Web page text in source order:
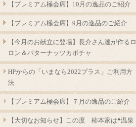
【プレミアム極会席】10月の逸品のご紹介
【プレミアム極会席】9月の逸品のご紹介
【今月のお献立に登場】長介さん達が作るロ
ロン＆バターナッツカボチャ
HPからの「いまなら2022プラス」ご利用方
法
【プレミアム極会席】７月の逸品のご紹介
【大切なお知らせ】この度 柿本家は❝温泉